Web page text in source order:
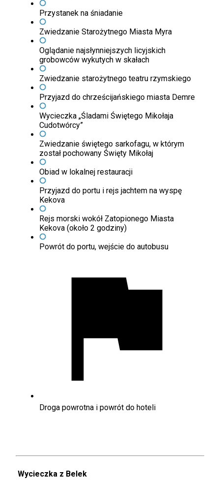
Przystanek na śniadanie
Zwiedzanie Starożytnego Miasta Myra
Oglądanie najsłynniejszych licyjskich
grobowców wykutych w skałach
Zwiedzanie starożytnego teatru rzymskiego
Przyjazd do chrześcijańskiego miasta Demre
Wycieczka „Śladami Świętego Mikołaja
Cudotwórcy”
Zwiedzanie świętego sarkofagu, w którym
został pochowany Święty Mikołaj
Obiad w lokalnej restauracji
Przyjazd do portu i rejs jachtem na wyspę
Kekova
Rejs morski wokół Zatopionego Miasta
Kekova (około 2 godziny)
Powrót do portu, wejście do autobusu
Droga powrotna i powrót do hoteli
Wycieczka z Belek